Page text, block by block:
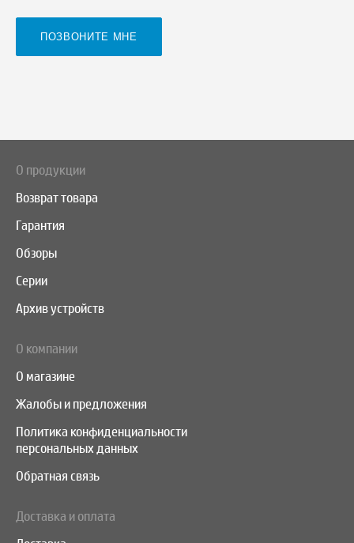
О продукции
Возврат товара
Гарантия
Обзоры
Серии
Архив устройств
О компании
О магазине
Жалобы и предложения
Политика конфиденциальности
персональных данных
Обратная связь
Доставка и оплата